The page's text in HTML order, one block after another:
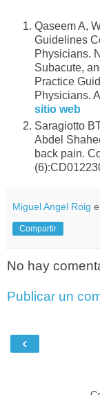
Qaseem A,
Guidelines
Physicians.
Subacute,
Practice
Physicians.
sitio web
Saragiotto
Abdel
back pain.
Miguel Angel Roig
Compartir
No hay
Publicar un
‹